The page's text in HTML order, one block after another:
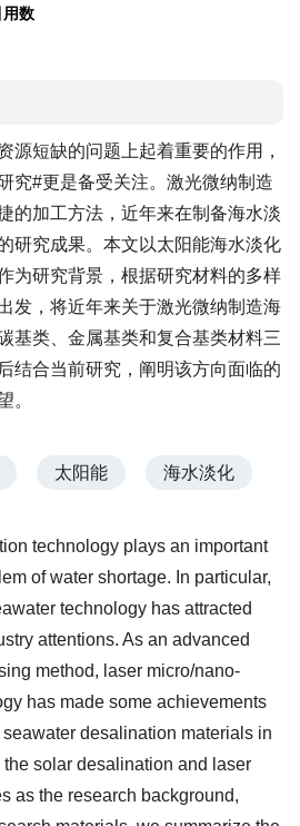
用数
源短缺的问题上起着重要的作用，
究#更是备受关注。激光微纳制造
的加工方法，近年来在制备海水淡
研究成果。本文以太阳能海水淡化
为研究背景，根据研究材料的多样
发，将近年来关于激光微纳制造海
基类、金属基类和复合基类材料三
结合当前研究，阐明该方向面临的
。
太阳能 海水淡化
technology plays an important
of water shortage. In particular,
technology has attracted
attentions. As an advanced
method, laser micro/nano-
has made some achievements
desalination materials in
solar desalination and laser
as the research background,